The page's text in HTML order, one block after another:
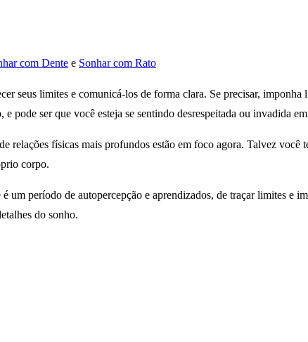
com Dente e Sonhar com Rato
seus limites e comunicá-los de forma clara. Se precisar,
pode ser que você esteja se sentindo desrespeitada ou invadida
relações físicas mais profundos estão em foco agora. Talvez
corpo.
um período de autopercepção e aprendizados, de traçar limites e
do sonho.